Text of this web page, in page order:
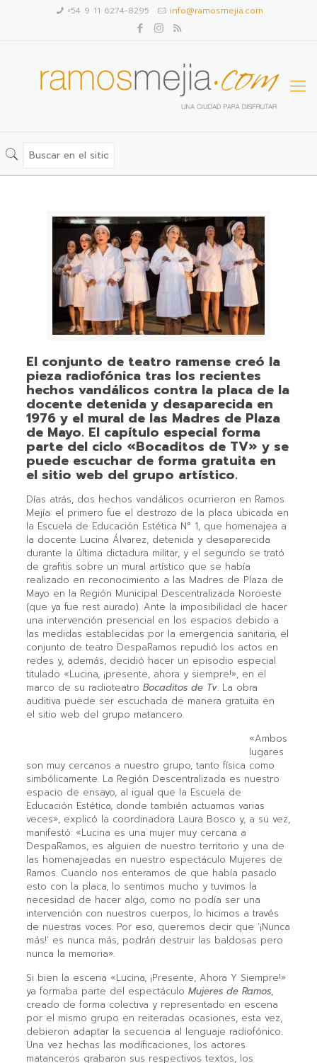
+54 9 11 6274-8295 info@ramosmejia.com
El conjunto de teatro ramense creó la
pieza radiofónica tras los recientes
hechos vandálicos contra la placa de la
docente detenida y desaparecida en
1976 y el mural de las Madres de Plaza
de Mayo. El capítulo especial forma
parte del ciclo «Bocaditos de TV» y se
puede escuchar de forma gratuita en
el sitio web del grupo artístico.
Días atrás, dos hechos vandálicos ocurrieron en Ramos
Mejía: el primero fue el destrozo de la placa ubicada en
la Escuela de Educación Estética N° 1, que homenajea a
la docente Lucina Álvarez, detenida y desaparecida
durante la última dictadura militar, y el segundo se trató
de grafitis sobre un mural artístico que se había
realizado en reconocimiento a las Madres de Plaza de
Mayo en la Región Municipal Descentralizada Noroeste
(que ya fue rest aurado). Ante la imposibilidad de hacer
una intervención presencial en los espacios debido a
las medidas establecidas por la emergencia sanitaria, el
conjunto de teatro DespaRamos repudió los actos en
redes y, además, decidió hacer un episodio especial
titulado «Lucina, ¡presente, ahora y siempre!», en el
marco de su radioteatro Bocaditos de Tv. La obra
auditiva puede ser escuchada de manera gratuita en
el sitio web del grupo matancero.
«Ambos
lugares
son muy cercanos a nuestro grupo, tanto física como
simbólicamente. La Región Descentralizada es nuestro
espacio de ensayo, al igual que la Escuela de
Educación Estética, donde también actuamos varias
veces», explicó la coordinadora Laura Bosco y, a su vez,
manifestó: «Lucina es una mujer muy cercana a
DespaRamos, es alguien de nuestro territorio y una de
las homenajeadas en nuestro espectáculo Mujeres de
Ramos. Cuando nos enteramos de que había pasado
esto con la placa, lo sentimos mucho y tuvimos la
necesidad de hacer algo, como no podía ser una
intervención con nuestros cuerpos, lo hicimos a través
de nuestras voces. Por eso, queremos decir que ‘¡Nunca
más!’ es nunca más, podrán destruir las baldosas pero
nunca la memoria».
Si bien la escena «Lucina, ¡Presente, Ahora Y Siempre!»
ya formaba parte del espectáculo Mujeres de Ramos,
creado de forma colectiva y representado en escena
por el mismo grupo en reiteradas ocasiones, esta vez,
debieron adaptar la secuencia al lenguaje radiofónico.
Una vez hechas las modificaciones, los actores
matanceros grabaron sus respectivos textos, los